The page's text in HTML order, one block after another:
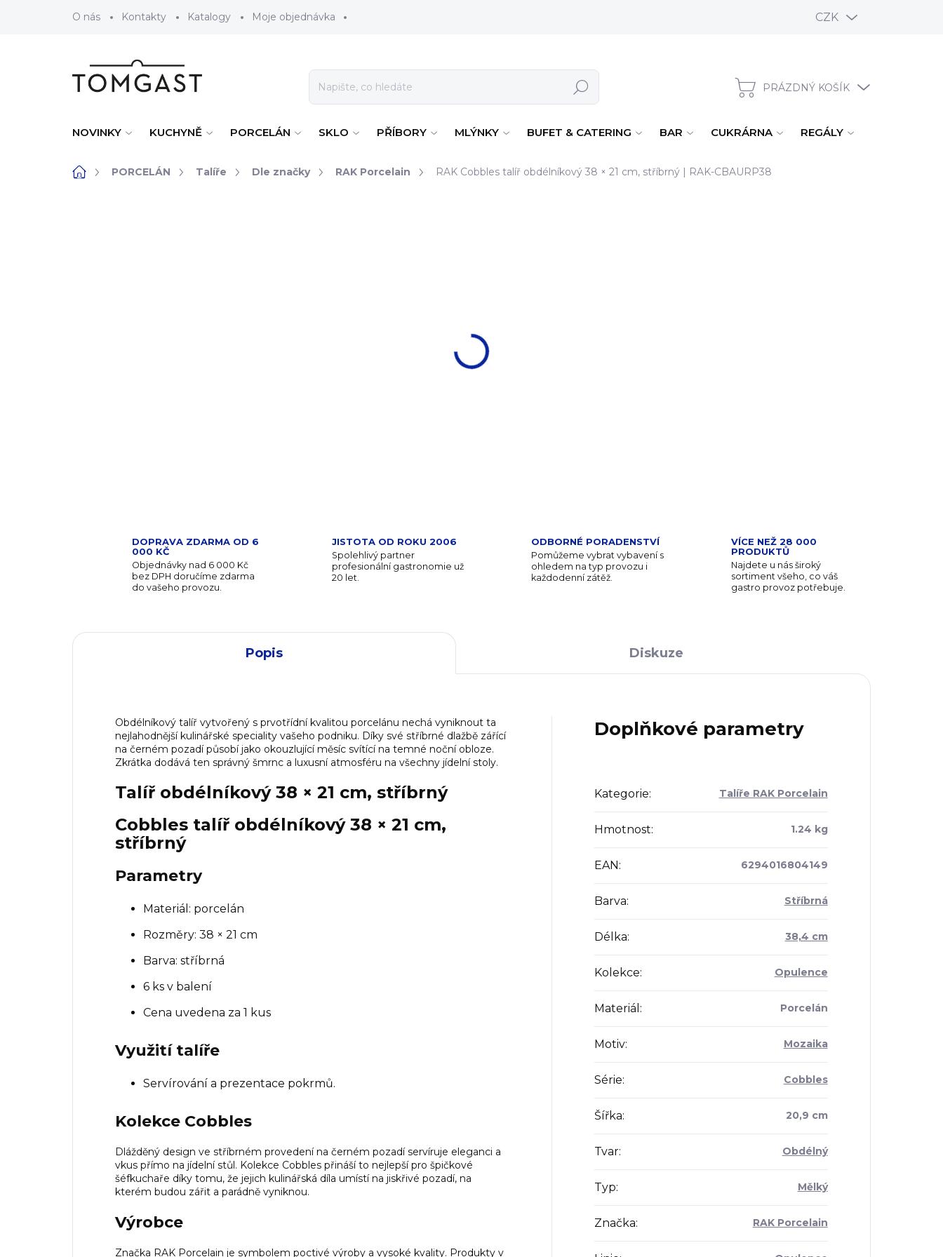
O nás
Kontakty Katalogy Moje objednávka CZK
Hledat NÁKUPNÍ KOŠÍK
PRÁZDNÝ KOŠÍK
NOVINKY KUCHYNĚ PORCELÁN SKLO PŘÍBORY MLÝNKY BUFET & CATERING BAR CUKRÁRNA REGÁLY
DomůPORCELÁN Talíře Dle značky RAK Porcelain RAK Cobbles talíř obdélníkový 38 × 21 cm, stříbrný | RAK-CBAURP38
DOPRAVA ZDARMA OD 6
000 KČ
Objednávky nad 6 000 Kč
bez DPH doručíme zdarma
do vašeho provozu.
JISTOTA OD ROKU 2006
Spolehlivý partner
profesionální gastronomie už
20 let.
ODBORNÉ PORADENSTVÍ
Pomůžeme vybrat vybavení s
ohledem na typ provozu i
každodenní zátěž.
VÍCE NEŽ 28 000
PRODUKTŮ
Najdete u nás široký
sortiment všeho, co váš
gastro provoz potřebuje.
Popis Diskuze
Obdélníkový talíř vytvořený s prvotřídní kvalitou porcelánu nechá vyniknout ta
nejlahodnější kulinářské speciality vašeho podniku. Díky své stříbrné dlažbě zářící
na černém pozadí působí jako okouzlující měsíc svítící na temné noční obloze.
Zkrátka dodává ten správný šmrnc a luxusní atmosféru na všechny jídelní stoly.
Talíř obdélníkový 38 × 21 cm, stříbrný
Cobbles talíř obdélníkový 38 × 21 cm,
stříbrný
Parametry
Materiál: porcelán
Rozměry: 38 × 21 cm
Barva: stříbrná
6 ks v balení
Cena uvedena za 1 kus
Využití talíře
Servírování a prezentace pokrmů.
Kolekce Cobbles
Dlážděný design ve stříbrném provedení na černém pozadí servíruje eleganci a
vkus přímo na jídelní stůl. Kolekce Cobbles přináší to nejlepší pro špičkové
šéfkuchaře díky tomu, že jejich kulinářská díla umístí na jiskřivé pozadí, na
kterém budou zářit a parádně vyniknou.
Výrobce
Značka RAK Porcelain je symbolem poctivé výroby a vysoké kvality. Produkty v
Doplňkové parametry
Kategorie: Talíře RAK Porcelain
Hmotnost: 1.24 kg
EAN : 6294016804149
Barva: Stříbrná
Délka: 38,4 cm
Kolekce: Opulence
Materiál : Porcelán
Motiv: Mozaika
Série: Cobbles
Šířka: 20,9 cm
Tvar: Obdélný
Typ: Mělký
Značka: RAK Porcelain